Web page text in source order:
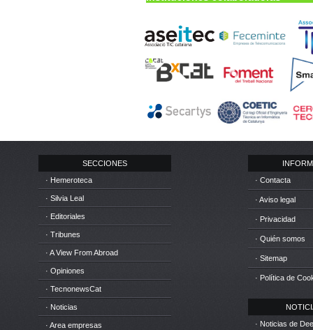
SECCIONES
· Hemeroteca
· Silvia Leal
· Editoriales
· Tribunes
· A View From Abroad
· Opiniones
· TecnonewsCat
· Noticias
· Area empresas
· Contacta
· Aviso legal
· Privacidad
· Quién somos
· Sitemap
· Política de
· Noticias de